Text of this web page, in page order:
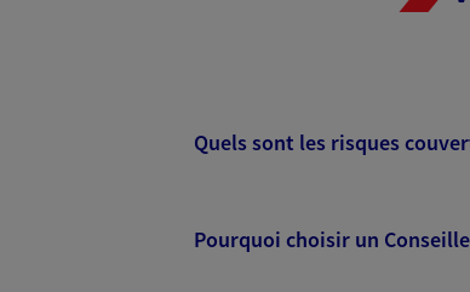
Quels sont les risques
Pourquoi choisir un